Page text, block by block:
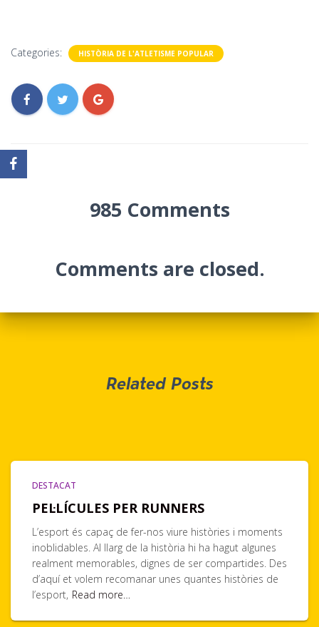
Categories: HISTÒRIA DE L'ATLETISME POPULAR
985 Comments
Comments are closed.
Related Posts
DESTACAT
PEL·LÍCULES PER RUNNERS
L’esport és capaç de fer-nos viure històries i moments
inoblidables. Al llarg de la història hi ha hagut algunes
realment memorables, dignes de ser compartides. Des
d’aquí et volem recomanar unes quantes històries de
l’esport, Read more…